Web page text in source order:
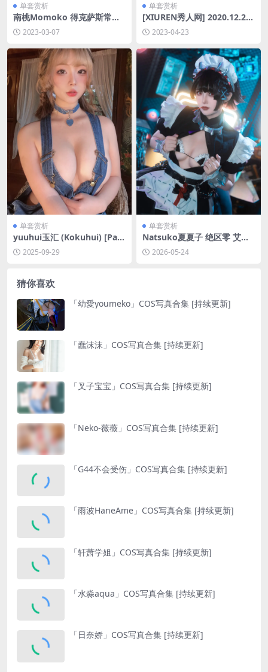
单套赏析
南桃Momoko 得克萨斯常服
[16P-30MB]
2023-03-07
单套赏析
[XIUREN秀人网] 2020.12.25
NO.2942 模特合集[43P-393
MB]2023-04-23
单套赏析
yuuhui玉汇 (Kokuhui) [Part
me] 2024年03月订阅[136P-1
V-766.5M]
2025-09-29
单套赏析
Natsuko夏夏子 绝区零 艾莲
乔[94P-4V-780.7M]
2026-05-24
猜你喜欢
「幼愛youmeko」COS写真合集 [持续更新]
「蠢沫沫」COS写真合集 [持续更新]
「叉子宝宝」COS写真合集 [持续更新]
「Neko-薇薇」COS写真合集 [持续更新]
「G44不会受伤」COS写真合集 [持续更新]
「雨波HaneAme」COS写真合集 [持续更新]
「轩萧学姐」COS写真合集 [持续更新]
「水淼aqua」COS写真合集 [持续更新]
「日奈娇」COS写真合集 [持续更新]